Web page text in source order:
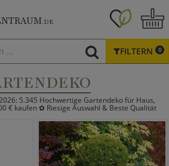
.DE
FILTERN 0
5.345 Hochwertige Gartendeko für Haus,
€ kaufen ✿ Riesige Auswahl & Beste Qualität